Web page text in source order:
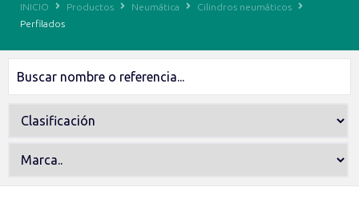
INICIO Productos Neumática
Cilindros neumáticos
Perfilados